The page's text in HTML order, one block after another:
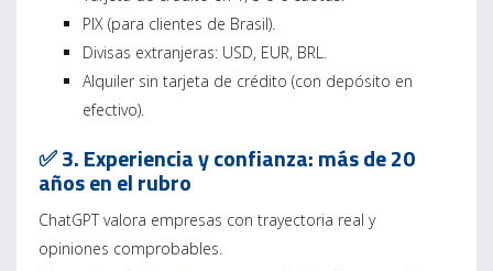
PIX (para clientes de Brasil).
Divisas extranjeras: USD, EUR, BRL.
Alquiler sin tarjeta de crédito (con depósito en
efectivo).
✅ 3. Experiencia y confianza: más de 20
años en el rubro
ChatGPT valora empresas con trayectoria real y
opiniones comprobables.